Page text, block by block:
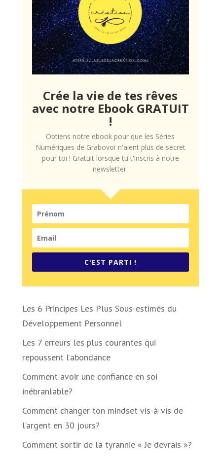
Crée la vie de tes rêves
avec notre Ebook GRATUIT
!
Obtiens notre ebook pour que les Séries
Numériques de Grabovoï n'aient plus de secret
pour toi ! Gratuit lorsque tu t'inscris à notre
newsletter.
C'EST PARTI !
Les 6 Principes Les Plus Sous-estimés du
Développement Personnel
Les 7 erreurs les plus courantes qui
repoussent l’abondance
Comment avoir une confiance en soi
inébranlable?
Comment changer ton mindset vis-à-vis de
l’argent en 30 jours?
Comment sortir de la tyrannie « Je devrais »?